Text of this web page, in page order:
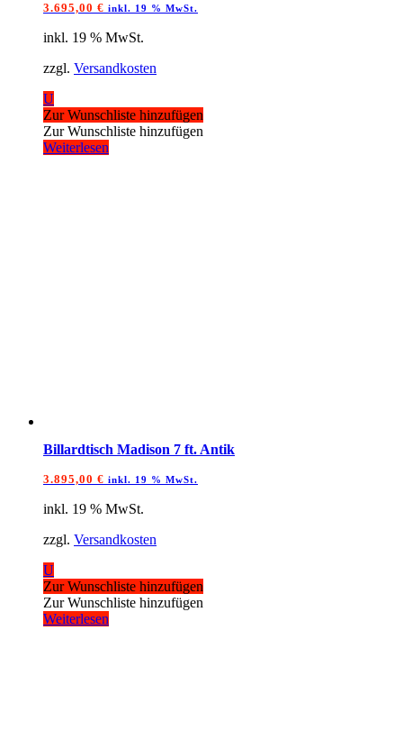
3.695,00 € inkl. 19 % MwSt.
inkl. 19 % MwSt.
zzgl. Versandkosten
U
Zur Wunschliste hinzufügen
Zur Wunschliste hinzufügen
Weiterlesen
Billardtisch Madison 7 ft. Antik
3.895,00 € inkl. 19 % MwSt.
inkl. 19 % MwSt.
zzgl. Versandkosten
U
Zur Wunschliste hinzufügen
Zur Wunschliste hinzufügen
Weiterlesen